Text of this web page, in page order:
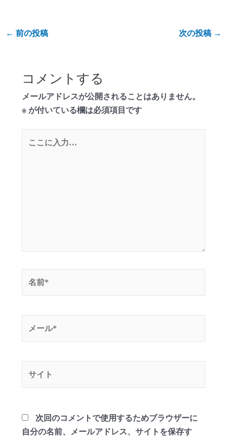
← 前の投稿 次の投稿 →
コメントする
メールアドレスが公開されることはありません。
※が付いている欄は必須項目です
*
次回のコメントで使用するためブラウザーに
自分の名前、メールアドレス、サイトを保存す